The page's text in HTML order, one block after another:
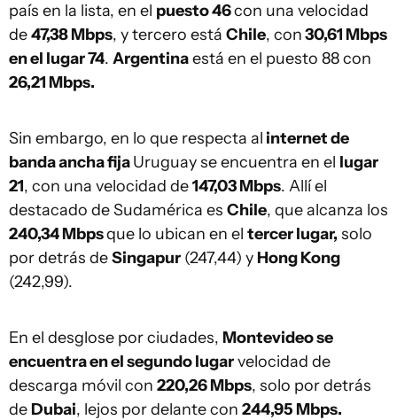
país en la lista, en el puesto 46con una velocidad
de47,38 Mbps, y tercero está Chile, con30,61 Mbps
en el lugar 74. Argentinaestá en el puesto 88 con
26,21 Mbps.
Sin embargo, en lo que respecta al internet de
banda ancha fijaUruguay se encuentra en el lugar
21, con una velocidad de147,03 Mbps. Allí el
destacado de Sudamérica es Chile, que alcanza los
240,34 Mbpsque lo ubican en el tercer lugar, solo
por detrás deSingapur (247,44) y Hong Kong
(242,99).
En el desglose por ciudades, Montevideo se
encuentra en el segundo lugarvelocidad de
descarga móvil con 220,26 Mbps, solo por detrás
de Dubai, lejos por delante con 244,95 Mbps.